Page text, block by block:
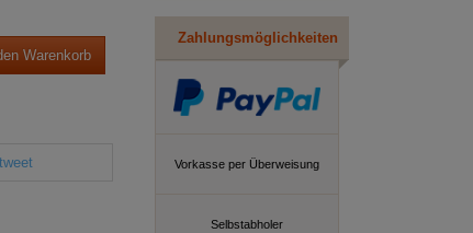
Warenkorb
tweet
Zahlungsmöglichkeiten
Vorkasse per Überweisung
Selbstabholer